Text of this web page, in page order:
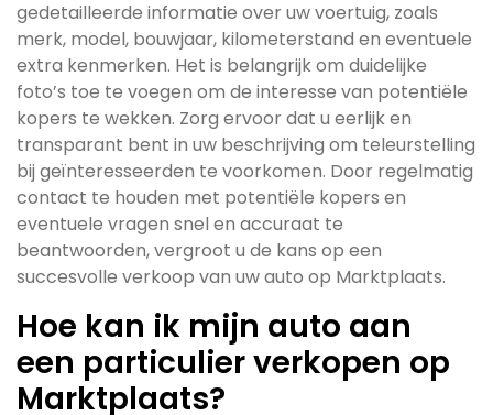
gedetailleerde informatie over uw voertuig, zoals
merk, model, bouwjaar, kilometerstand en eventuele
extra kenmerken. Het is belangrijk om duidelijke
foto’s toe te voegen om de interesse van potentiële
kopers te wekken. Zorg ervoor dat u eerlijk en
transparant bent in uw beschrijving om teleurstelling
bij geïnteresseerden te voorkomen. Door regelmatig
contact te houden met potentiële kopers en
eventuele vragen snel en accuraat te
beantwoorden, vergroot u de kans op een
succesvolle verkoop van uw auto op Marktplaats.
Hoe kan ik mijn auto aan
een particulier verkopen op
Marktplaats?